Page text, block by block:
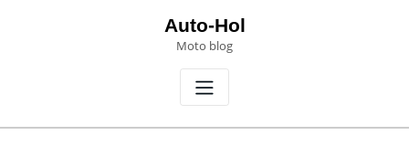
Auto-Hol
Moto blog